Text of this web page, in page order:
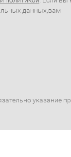
данных,вам
указание